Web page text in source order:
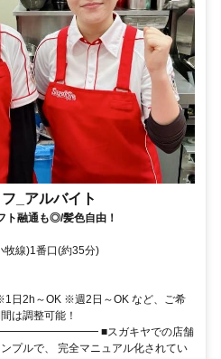
_アルバイト
ト融通も◎/髪色自由！
牧線)1番口(約35分)
日2h～OK ※週2日～OK など、ご希
は調整可能！
■スガキヤでの店舗
プルで、 完全マニュアル化されてい